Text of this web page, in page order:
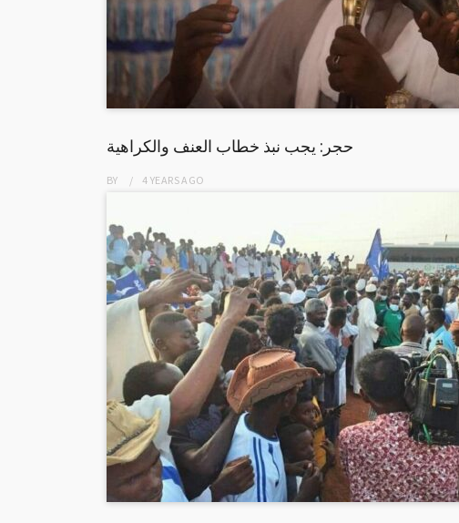
حجر: يجب نبذ خطاب العنف والكراهية
BY 4 YEARSAGO